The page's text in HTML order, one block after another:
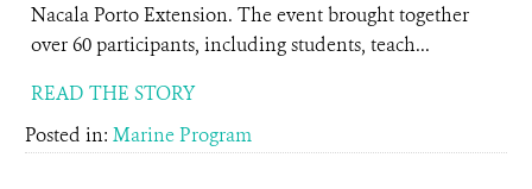
Nacala Porto Extension. The event brought together
over 60 participants, including students, teach...
READ THE STORY
Posted in: Marine Program